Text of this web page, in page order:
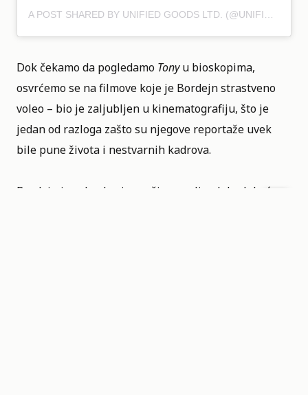
Dok čekamo da pogledamo Tonyu bioskopima,
osvrćemo se na filmove koje je Bordejn strastveno
voleo – bio je zaljubljen u kinematografiju, što je
jedan od razloga zašto su njegove reportaže uvek
bile pune života i nestvarnih kadrova.
Bordejn je voleo brojne režisere, ali u duhu lakoće